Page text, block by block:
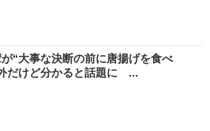
“大事な決断の前に唐揚げを食べ
だけど分かると話題に ...